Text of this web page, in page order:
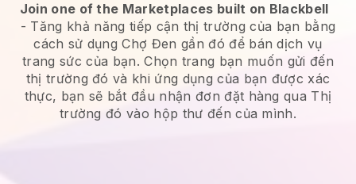
Join one of the Marketplaces built on Blackbell
- Tăng khả năng tiếp cận thị trường của bạn bằng
cách sử dụng Chợ Đen gần đó để bán dịch vụ
trang sức của bạn. Chọn trang bạn muốn gửi đến
thị trường đó và khi ứng dụng của bạn được xác
thực, bạn sẽ bắt đầu nhận đơn đặt hàng qua Thị
trường đó vào hộp thư đến của mình.